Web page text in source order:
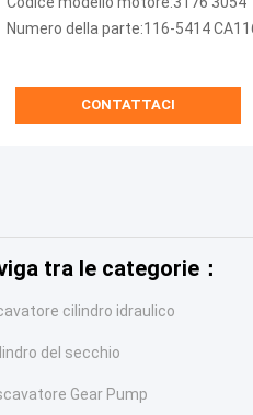
Numero della parte:116-5414 CA1165414 10R-0967
CONTATTACI
tra le categorie：
cilindro idraulico
del secchio
Gear Pump